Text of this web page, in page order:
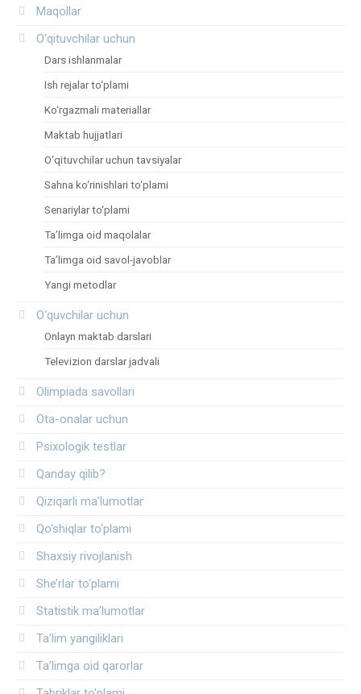
Maqollar
O‘qituvchilar uchun
Dars ishlanmalar
Ish rejalar to‘plami
Ko‘rgazmali materiallar
Maktab hujjatlari
O‘qituvchilar uchun tavsiyalar
Sahna ko‘rinishlari to‘plami
Senariylar to‘plami
Ta’limga oid maqolalar
Ta’limga oid savol-javoblar
Yangi metodlar
O‘quvchilar uchun
Onlayn maktab darslari
Televizion darslar jadvali
Olimpiada savollari
Ota-onalar uchun
Psixologik testlar
Qanday qilib?
Qiziqarli ma’lumotlar
Qo‘shiqlar to‘plami
Shaxsiy rivojlanish
She’rlar to‘plami
Statistik ma’lumotlar
Ta’lim yangiliklari
Ta’limga oid qarorlar